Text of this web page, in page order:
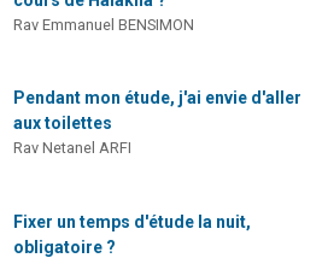
Rav Emmanuel BENSIMON
Pendant mon étude, j'ai envie d'aller
aux toilettes
Rav Netanel ARFI
Fixer un temps d'étude la nuit,
obligatoire ?